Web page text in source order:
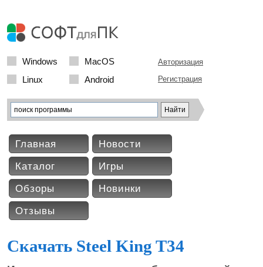
Windows
MacOS
Linux
Android
Авторизация
Регистрация
Главная
Новости
Каталог
Игры
Обзоры
Новинки
Отзывы
Скачать Steel King T34